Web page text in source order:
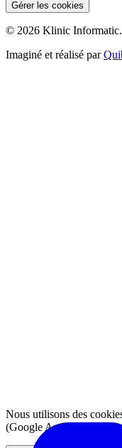
Gérer les cookies
© 2026 Klinic Informatic.
Imaginé et réalisé par
Nous utilisons des
(Google Analytics).
En